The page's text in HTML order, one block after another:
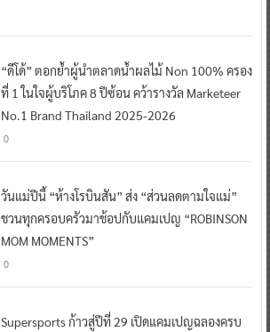
“ดีโด้” ตอกย้ำผู้นำตลาดน้ำผลไม้ Non 100% ครอง
ที่ 1 ในใจผู้บริโภค 8 ปีซ้อน คว้ารางวัล Marketeer
No.1 Brand Thailand 2025-2026
0
วันแม่ปีนี้ “ห้างโรบินสัน” ส่ง “ส่วนลดตามใจแม่”
ชวนทุกครอบครัวมาช้อปกับแคมเปญ “ROBINSON
MOM MOMENTS”
0
Supersports ก้าวสู่ปีที่ 29 เปิดแคมเปญฉลองครบ